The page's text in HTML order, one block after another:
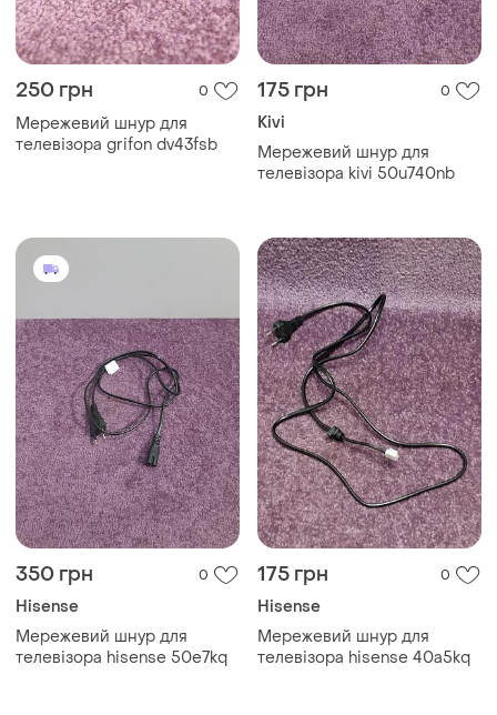
250 грн 0
Мережевий шнур для
телевізора grifon dv43fsb
175 грн 0
Kivi
Мережевий шнур для
телевізора kivi 50u740nb
350 грн 0
Hisense
Мережевий шнур для
телевізора hisense 50e7kq
175 грн 0
Hisense
Мережевий шнур для
телевізора hisense 40a5kq